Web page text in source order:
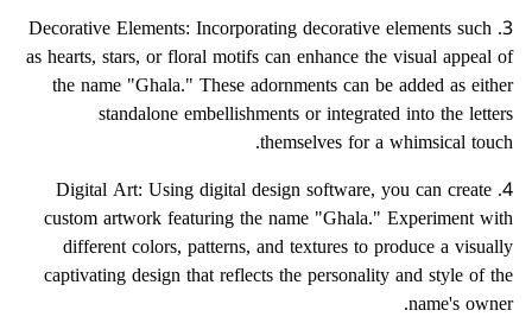
3. Decorative Elements: Incorporating decorative elements such
as hearts, stars, or floral motifs can enhance the visual appeal of
the name "Ghala." These adornments can be added as either
standalone embellishments or integrated into the letters
themselves for a whimsical touch.
4. Digital Art: Using digital design software, you can create
custom artwork featuring the name "Ghala." Experiment with
different colors, patterns, and textures to produce a visually
captivating design that reflects the personality and style of the
name's owner.